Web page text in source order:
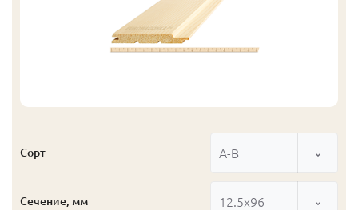
Сорт А-В
Сечение, мм 12.5x96